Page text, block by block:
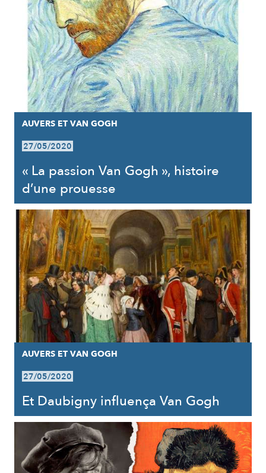
AUVERS ET VAN GOGH
27/05/2020
« La passion Van Gogh », histoire
d’une prouesse
AUVERS ET VAN GOGH
27/05/2020
Et Daubigny influença Van Gogh